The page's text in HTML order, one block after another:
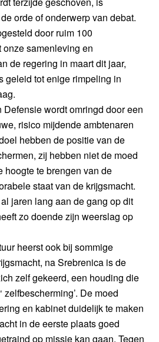
orde of onderwerp van debat.
door ruim 100
samenleving en
de regering in maart dit jaar,
geleid tot enige rimpeling in
Defensie wordt omringd door een
risico mijdende ambtenaren
hebben de positie van de
zij hebben niet de moed
hoogte te brengen van de
staat van de krijgsmacht.
jaren lang aan de gang op dit
zo doende zijn weerslag op
heerst ook bij sommige
na Srebrenica is de
zelf gekeerd, een houding die
zelfbescherming’. De moed
en kabinet duidelijk te maken
in de eerste plaats goed
op missie kan gaan. Tegen